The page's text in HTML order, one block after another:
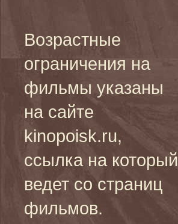
Возрастные
ограничения на
фильмы указаны
на сайте
kinopoisk.ru,
ссылка на который
ведет со страниц
фильмов.